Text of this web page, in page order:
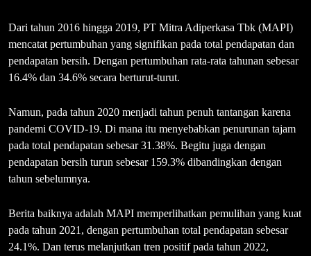
Dari tahun 2016 hingga 2019, PT Mitra Adiperkasa Tbk (MAPI)
mencatat pertumbuhan yang signifikan pada total pendapatan dan
pendapatan bersih. Dengan pertumbuhan rata-rata tahunan sebesar
16.4% dan 34.6% secara berturut-turut.
Namun, pada tahun 2020 menjadi tahun penuh tantangan karena
pandemi COVID-19. Di mana itu menyebabkan penurunan tajam
pada total pendapatan sebesar 31.38%. Begitu juga dengan
pendapatan bersih turun sebesar 159.3% dibandingkan dengan
tahun sebelumnya.
Berita baiknya adalah MAPI memperlihatkan pemulihan yang kuat
pada tahun 2021, dengan pertumbuhan total pendapatan sebesar
24.1%. Dan terus melanjutkan tren positif pada tahun 2022,